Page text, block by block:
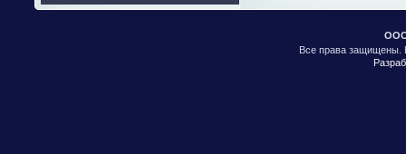
ООО
Все права защищены.